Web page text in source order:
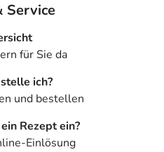
Service
für Sie da
ich?
und bestellen
Rezept ein?
Einlösung